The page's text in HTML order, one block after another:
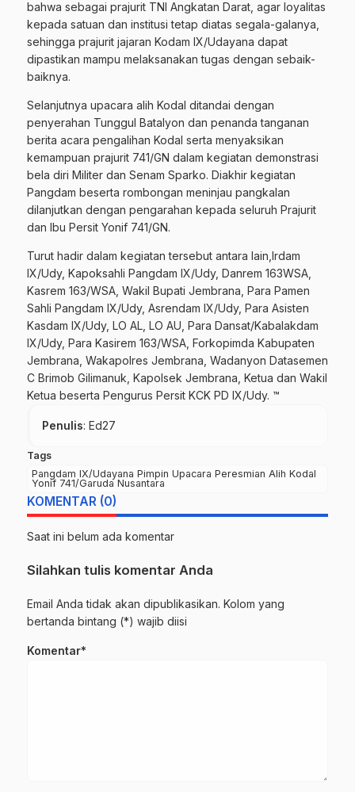
bahwa sebagai prajurit TNI Angkatan Darat, agar loyalitas
kepada satuan dan institusi tetap diatas segala-galanya,
sehingga prajurit jajaran Kodam IX/Udayana dapat
dipastikan mampu melaksanakan tugas dengan sebaik-
baiknya.
Selanjutnya upacara alih Kodal ditandai dengan
penyerahan Tunggul Batalyon dan penanda tanganan
berita acara pengalihan Kodal serta menyaksikan
kemampuan prajurit 741/GN dalam kegiatan demonstrasi
bela diri Militer dan Senam Sparko. Diakhir kegiatan
Pangdam beserta rombongan meninjau pangkalan
dilanjutkan dengan pengarahan kepada seluruh Prajurit
dan Ibu Persit Yonif 741/GN.
Turut hadir dalam kegiatan tersebut antara lain,Irdam
IX/Udy, Kapoksahli Pangdam IX/Udy, Danrem 163WSA,
Kasrem 163/WSA, Wakil Bupati Jembrana, Para Pamen
Sahli Pangdam IX/Udy, Asrendam IX/Udy, Para Asisten
Kasdam IX/Udy, LO AL, LO AU, Para Dansat/Kabalakdam
IX/Udy, Para Kasirem 163/WSA, Forkopimda Kabupaten
Jembrana, Wakapolres Jembrana, Wadanyon Datasemen
C Brimob Gilimanuk, Kapolsek Jembrana, Ketua dan Wakil
Ketua beserta Pengurus Persit KCK PD IX/Udy. ™
Penulis: Ed27
Tags
Pangdam IX/Udayana Pimpin Upacara Peresmian Alih Kodal
Yonif 741/Garuda Nusantara
KOMENTAR (0)
Saat ini belum ada komentar
Silahkan tulis komentar Anda
Email Anda tidak akan dipublikasikan. Kolom yang
bertanda bintang (*) wajib diisi
Komentar*